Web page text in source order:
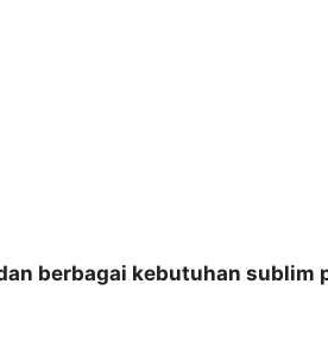
berbagai kebutuhan sublim